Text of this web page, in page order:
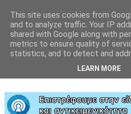
This site uses cookies from
and to analyze traffic. Your IP
shared with Google along with
metrics to ensure quality of
statistics, and to detect and
LEARN MORE